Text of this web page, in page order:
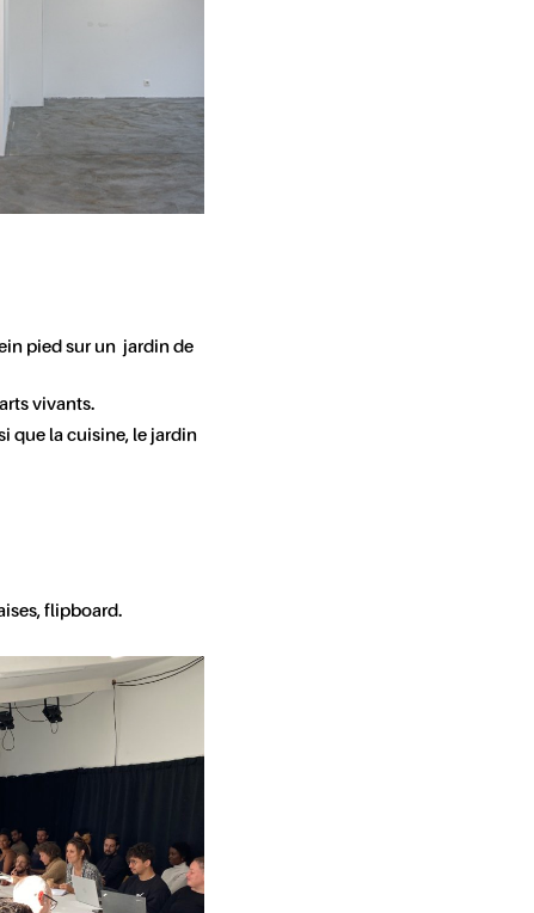
pied sur un jardin de
vivants.
que la cuisine, le jardin
flipboard.